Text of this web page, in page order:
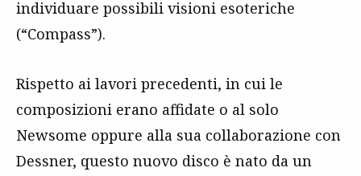
individuare possibili visioni esoteriche
(“Compass”).
Rispetto ai lavori precedenti, in cui le
composizioni erano affidate o al solo
Newsome oppure alla sua collaborazione con
Dessner, questo nuovo disco è nato da un